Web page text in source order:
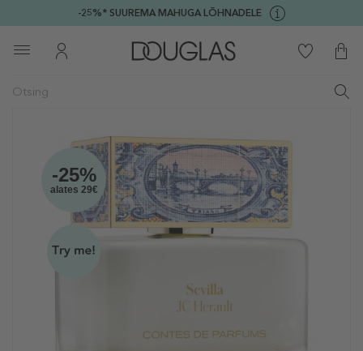
-25%* SUUREMA MAHUGA LÕHNADELE
-25%
alates 29€